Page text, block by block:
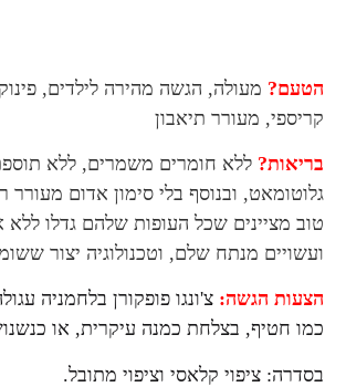
הטעם?מעולה, הגשה מהירה לילדים, פינוק
קריספי, מעורר תיאבון
בריאות? ללא חומרים משמרים, ללא תוספת
גלוטומאט, ובנוסף בלי סימון אדום מעורר
טוב מציינים שכל העופות שלהם גדלו ללא
ועשויים מנתח שלם, וטכנולוגיה יצור
הצעות הגשה: צ'ונגו פופקורן בלחמניה
כמו חטיף, בצלחת כמנה עיקרית, או כנשנוש.
בסדרה: ציפוי קלאסי וציפוי מתובל.